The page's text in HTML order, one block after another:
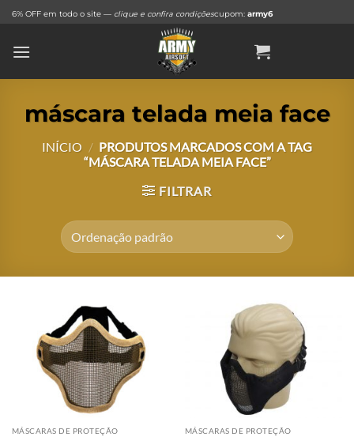
Skip
content
6% OFF em todo o site — clique e confira condiçõescupom: army6
máscara telada meia face
INÍCIO / PRODUTOS MARCADOS COM A TAG
“MÁSCARA TELADA MEIA FACE”
FILTRAR
MÁSCARAS DE PROTEÇÃO MÁSCARAS DE PROTEÇÃO